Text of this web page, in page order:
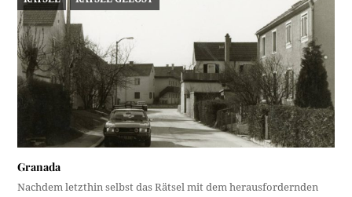
Granada
Nachdem letzthin selbst das Rätsel mit dem herausfordernden